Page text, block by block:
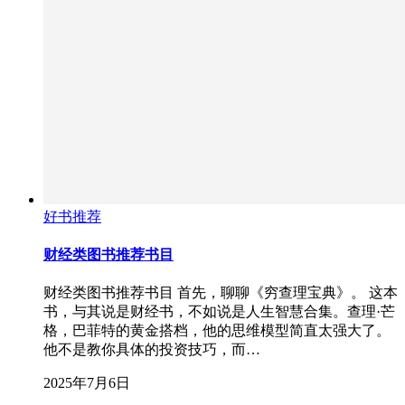
好书推荐
财经类图书推荐书目
财经类图书推荐书目 首先，聊聊《穷查理宝典》。 这本
书，与其说是财经书，不如说是人生智慧合集。查理·芒
格，巴菲特的黄金搭档，他的思维模型简直太强大了。
他不是教你具体的投资技巧，而…
2025年7月6日